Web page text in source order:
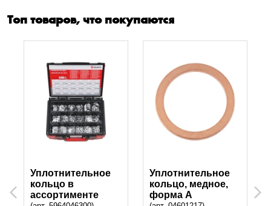
Топ товаров, что покупаются
Previous
Уплотнительное
кольцо в
ассортименте
Уплотнительное
кольцо, медное,
форма A
Next